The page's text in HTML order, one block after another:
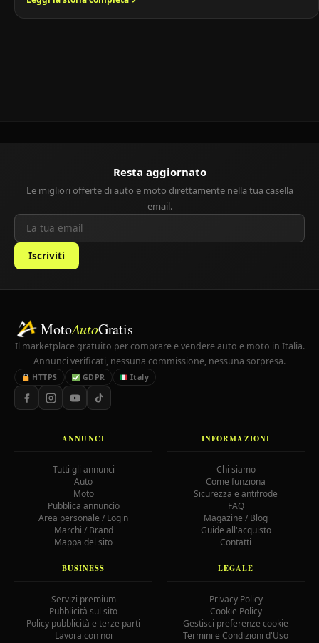
Resta aggiornato
Le migliori offerte di auto e moto direttamente nella tua casella
email.
Iscriviti
MotoAutoGratis
Il marketplace gratuito per comprare e vendere auto e moto in Italia.
Annunci verificati, nessuna commissione, nessuna sorpresa.
HTTPS GDPR Italy
ANNUNCI
Tutti gli annunci
Auto
Moto
Pubblica annuncio
Area personale / Login
Marchi / Brand
Mappa del sito
INFORMAZIONI
Chi siamo
Come funziona
Sicurezza e antifrode
FAQ
Magazine / Blog
Guide all'acquisto
Contatti
BUSINESS
Servizi premium
Pubblicità sul sito
Policy pubblicità e terze parti
Lavora con noi
LEGALE
Privacy Policy
Cookie Policy
Gestisci preferenze cookie
Termini e Condizioni d'Uso